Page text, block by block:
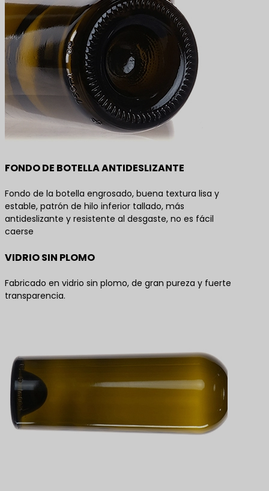
FONDO DE BOTELLA ANTIDESLIZANTE
Fondo de la botella engrosado, buena textura lisa y
estable, patrón de hilo inferior tallado, más
antideslizante y resistente al desgaste, no es fácil
caerse
VIDRIO SIN PLOMO
Fabricado en vidrio sin plomo, de gran pureza y fuerte
transparencia.